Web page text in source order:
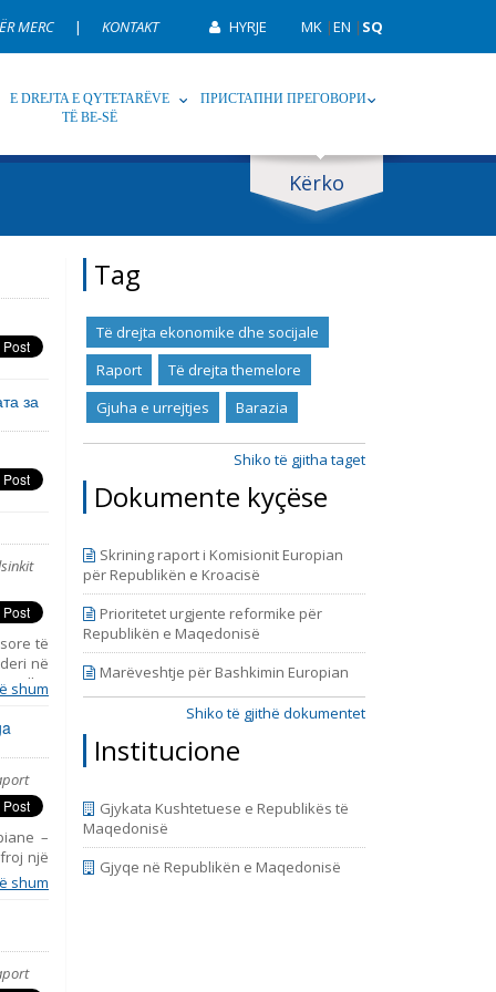
MERC | KONTAKT HYRJE MK |EN | SQ
E DREJTA E QYTETARËVE
TË BE-SË
ПРИСТАПНИ ПРЕГОВОРИ
Kërko
за
të
në
dhe
të
11
e
ju
shum
–
një
e
dhe
të
nga
dhe të
e
shum
Tag
Të drejta ekonomike dhe socijale
Raport
Të drejta themelore
Gjuha e urrejtjes
Barazia
Shiko të gjitha taget
Dokumente kyçëse
Skrining raport i Komisionit Europian
për Republikën e Kroacisë
Prioritetet urgjente reformike për
Republikën e Maqedonisë
Marëveshtje për Bashkimin Europian
Shiko të gjithë dokumentet
Institucione
Gjykata Kushtetuese e Republikës të
Maqedonisë
Gjyqe në Republikën e Maqedonisë